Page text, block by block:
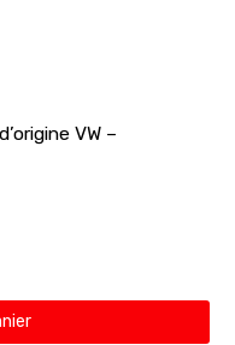
VW –